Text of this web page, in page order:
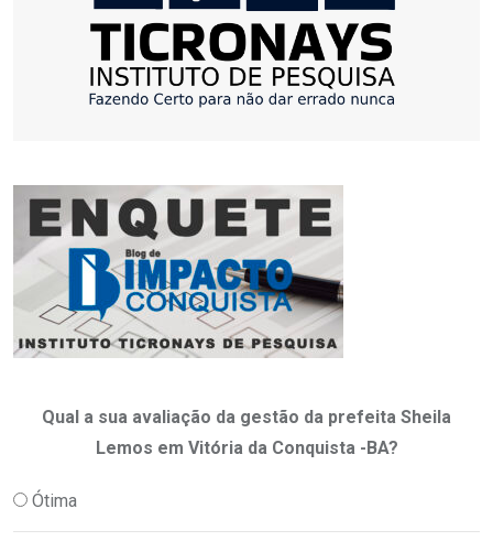
Qual a sua avaliação da gestão da prefeita Sheila
Lemos em Vitória da Conquista -BA?
Ótima